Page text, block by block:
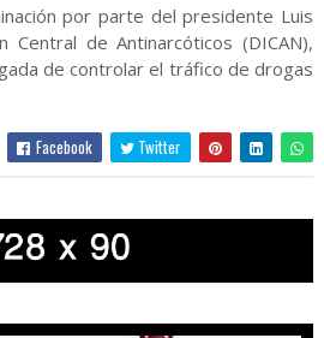
por parte del presidente Luis
Central de Antinarcóticos (DICAN),
de controlar el tráfico de drogas
Facebook Twitter